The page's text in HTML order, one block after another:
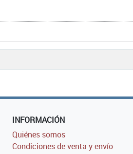
INFORMACIÓN
Quiénes somos
Condiciones de venta y envío